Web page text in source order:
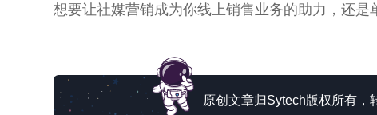
想要让社媒营销成为你线上销售业务的助力，还是
原创文章归Sytech版权所有，